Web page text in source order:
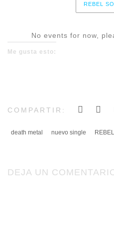
REBEL
No events for now,
Me gusta esto:
COMPARTIR:
death metal nuevo single
DEJA UN